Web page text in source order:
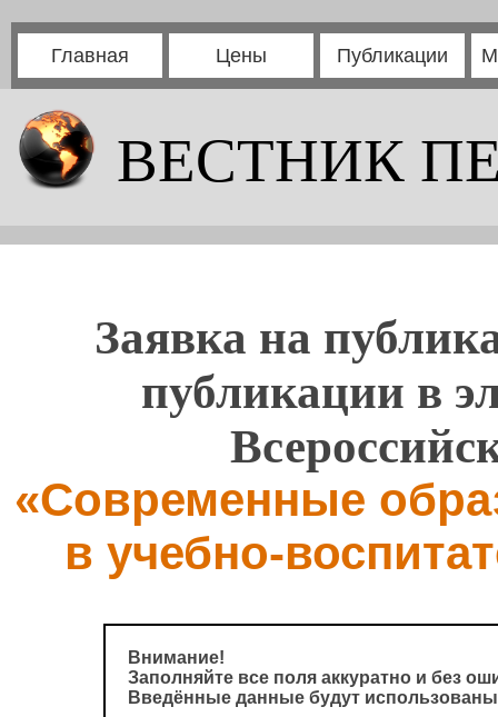
Главная Цены Публикации
ВЕСТНИК
Заявка на
публикации в
«Современные
в учебно-
Внимание!
Заполняйте все поля аккуратно и без
Введённые данные будут